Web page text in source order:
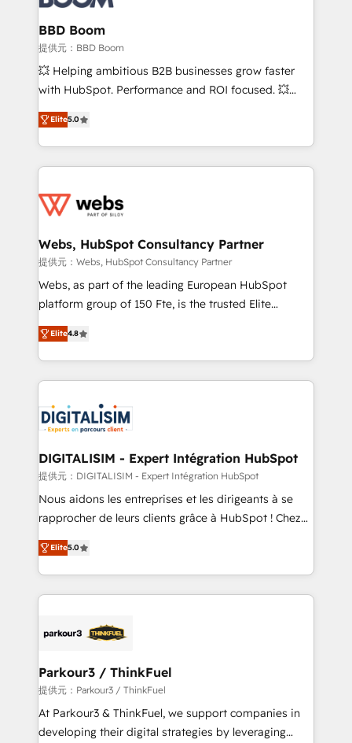
Complex platform migrations and data cleanups •
Custom APIs and third-party integrations 📈 End-to-
End Revenue Acceleration • Lifecycle marketing and
pipeline growth programs • Sales enablement tools
and CRM optimization • Retention strategies with
Execution • 750+ onboardings and 2,000+
implementations • Deep expertise across marketing,
BBD Boom
提供元：BBD Boom
💥 Helping ambitious B2B businesses grow faster
with HubSpot. Performance and ROI focused. 💥
BBD Boom is the HubSpot partner that can help you
to HubSpot Better. We work with your teams to
solve all your HubSpot challenges and improve user
adoption, sales process and marketing results.
the first time 🔧 Designing and optimising your
and build using HubSpot 🔌 Integrating HubSpot
with other systems 🎓 Training your teams to be
HubSpot pros 📊 Lead generation services using
HubSpot Why us? - SIX HubSpot Accreditations -
CRM, Solutions Architecture, Onboarding , Data
Migration, Custom Integration & Platform
team of 25+ experts Contact us today to help you
get more from your investment in HubSpot.
Elite5.0
Webs, HubSpot Consultancy Partner
提供元：Webs, HubSpot Consultancy Partner
Webs, as part of the leading European HubSpot
platform group of 150 Fte, is the trusted Elite
HubSpot CRM Partner offering you a roadmap on
maximizing EBITDA and achieving Commercial
Excellence. With our targeted processes, we
strengthen your digital transformation and minimize
Implementation partner, we provide expertise to
drive your business forward. Since 2015 we are fully
dedicated to HubSpot and with an experienced
team (50+), we work with reputable companies in
B2B sectors such as manufacturing, SaaS and
business services. We prepare a customized
impact of your digital transformation, including a
detailed financial rationale with a focus on ROI and
embark on a transformational journey that sets your
business up for long-term success. Unlock your
Elite4.8
DIGITALISIM - Expert Intégration HubSpot
提供元：DIGITALISIM - Expert Intégration HubSpot
Nous aidons les entreprises et les dirigeants à se
rapprocher de leurs clients grâce à HubSpot ! Chez
DIGITALISIM, nous avons l'intime conviction que la
réussite des entreprises passe par l’innovation web,
le marketing digital, et la relation client ! C'est
pourquoi, nos experts sont à la fois capables de
référencement, votre stratégie digitale et le pilotage
projet HubSpot avec DIGITALISIM : 🧽 Nettoyage,
migration et intégration des bases de données. 🚀
Développement des interfaces avec vos logiciels
métiers ⚙️ Configuration de la plateforme HubSpot
Elite5.0
Parkour3 / ThinkFuel
提供元：Parkour3 / ThinkFuel
At Parkour3 & ThinkFuel, we support companies in
developing their digital strategies by leveraging